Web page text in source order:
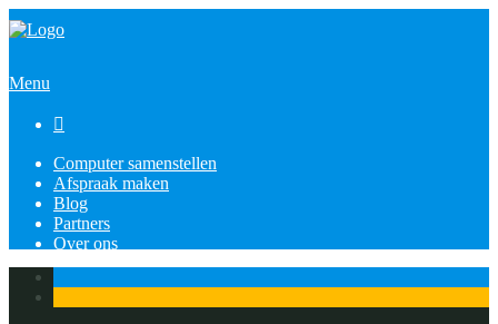
Menu

Computer samenstellen
Afspraak maken
Blog
Partners
Over ons